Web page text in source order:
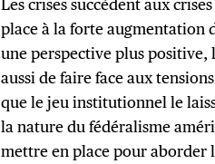
place à la forte augmentation
une perspective plus positive,
aussi de faire face aux
que le jeu institutionnel le
la nature du fédéralisme
mettre en place pour aborder